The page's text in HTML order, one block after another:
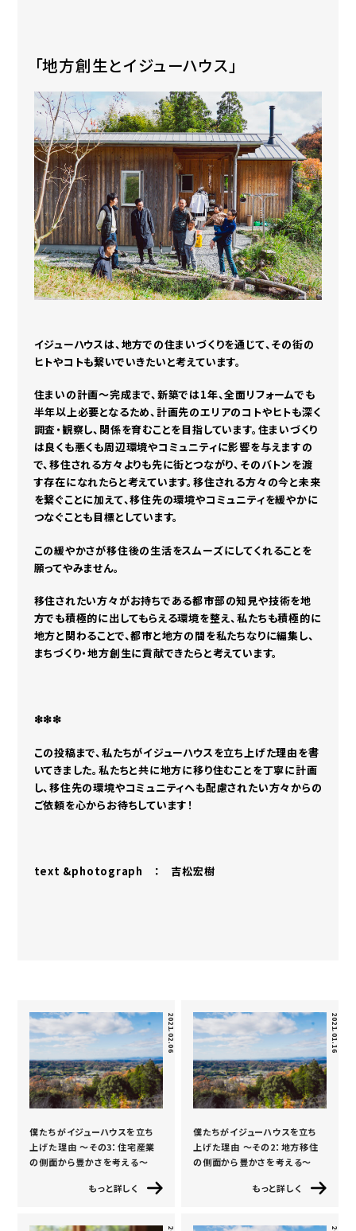
「地方創生とイジューハウス」
イジューハウスは、地方での住まいづくりを通じて、その街の
ヒトやコトも繋いでいきたいと考えています。
住まいの計画〜完成まで、新築では1年、全面リフォームでも
半年以上必要となるため、計画先のエリアのコトやヒトも深く
調査・観察し、関係を育むことを目指しています。住まいづくり
は良くも悪くも周辺環境やコミュニティに影響を与えますの
で、移住される方々よりも先に街とつながり、そのバトンを渡
す存在になれたらと考えています。移住される方々の今と未来
を繋ぐことに加えて、移住先の環境やコミュニティを緩やかに
つなぐことも目標としています。
この緩やかさが移住後の生活をスムーズにしてくれることを
願ってやみません。
移住されたい方々がお持ちである都市部の知見や技術を地
方でも積極的に出してもらえる環境を整え、私たちも積極的に
地方と関わることで、都市と地方の間を私たちなりに編集し、
まちづくり・地方創生に貢献できたらと考えています。
❇︎❇︎❇︎
この投稿まで、私たちがイジューハウスを立ち上げた理由を書
いてきました。私たちと共に地方に移り住むことを丁寧に計画
し、移住先の環境やコミュニティへも配慮されたい方々からの
ご依頼を心からお待ちしています！
text &photograph ： 吉松宏樹
僕たちがイジューハウスを立ち
上げた理由 〜その3：住宅産業
の側面から豊かさを考える〜
もっと詳しく
2021.02.06
僕たちがイジューハウスを立ち
上げた理由 〜その2：地方移住
の側面から豊かさを考える〜
もっと詳しく
2021.01.16